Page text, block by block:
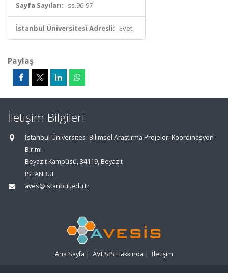
Sayfa Sayıları: ss.96-97
İstanbul Üniversitesi Adresli: Evet
Paylaş
İletişim Bilgileri
İstanbul Üniversitesi Bilimsel Araştırma Projeleri Koordinasyon
Birimi
Beyazıt Kampüsü, 34119, Beyazıt
İSTANBUL
aves@istanbul.edu.tr
Ana Sayfa | AVESİS Hakkında | İletişim